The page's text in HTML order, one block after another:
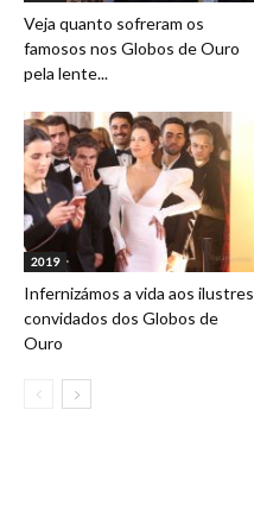
Veja quanto sofreram os
famosos nos Globos de Ouro
pela lente...
2019
Infernizámos a vida aos ilustres
convidados dos Globos de
Ouro